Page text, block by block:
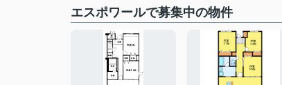
エスポワールで募集中の物件